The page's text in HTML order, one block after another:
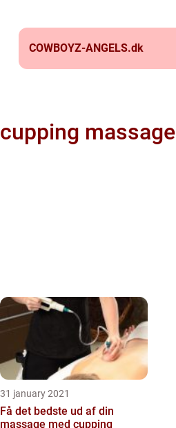
COWBOYZ-ANGELS.dk
cupping massage
31 january 2021
Få det bedste ud af din
massage med cupping